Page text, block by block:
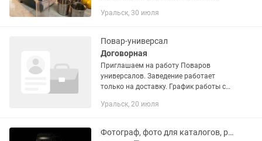
приготовления панировочных сухарей.
Уральск, 30 июля
Повар-универсал
Договорная
Приглашаем на работу Поваров
универсалов. Заведение работает
только на доставку. График работы с
основном Блюда во фритюре, пицца и
Уральск, 20 июля
Фотограф, фото для каталогов, реклама, фуд фото, репортажная съемка.